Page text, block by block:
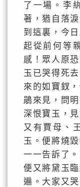
了一場。李
著，猶自落
到這裏，今
起從前何等
感！眾人原
玉已哭得死
來的如寶釵
鵑來見，問
深恨寶玉，
又有賈母、
玉。便將燒
一一告訴了
便又將黛玉
遍。大家又